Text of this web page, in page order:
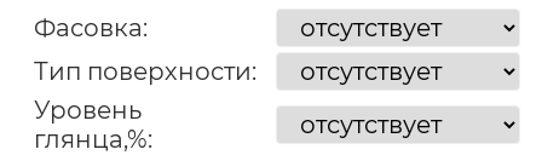
Фасовка:
Тип поверхности:
Уровень
глянца,%: